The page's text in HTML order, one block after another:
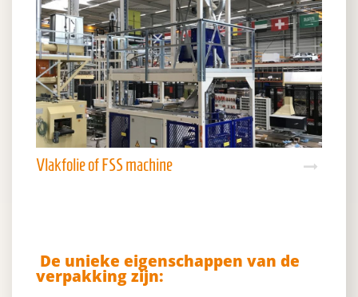
Vlakfolie of FSS machine
De unieke eigenschappen van de
verpakking zijn: